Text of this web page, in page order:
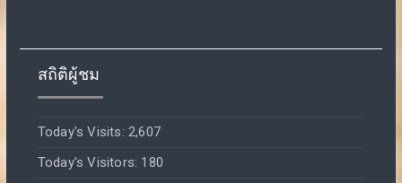
สถิติผู้ชม
Today's Visits: 2,607
Today's Visitors: 180